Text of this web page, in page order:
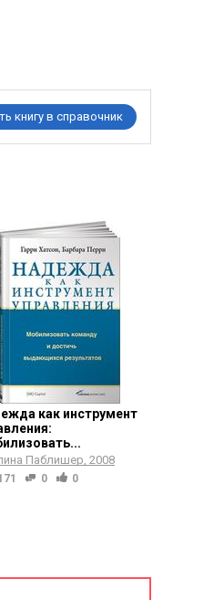
книгу в справочник
как инструмент
Паблишер 2008
0 0